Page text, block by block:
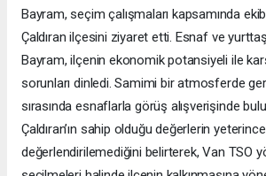
Bayram, seçim çalışmaları kapsamında
Çaldıran ilçesini ziyaret etti. Esnaf ve
Bayram, ilçenin ekonomik potansiyeli ile
sorunları dinledi. Samimi bir atmosferde
sırasında esnaflarla görüş alışverişinde
Çaldıran’ın sahip olduğu değerlerin yeterince
değerlendirilemediğini belirterek, Van TSO